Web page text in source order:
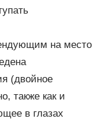
на место
(двойное
также как и
в глазах